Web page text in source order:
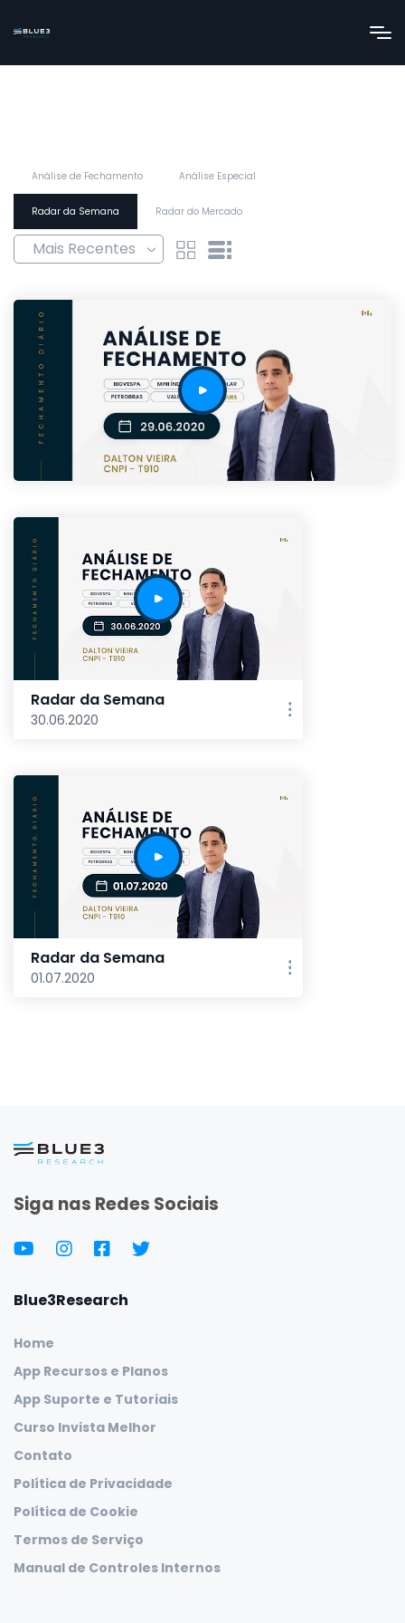
Análise de Fechamento Análise Especial
Radar da Semana Radar do Mercado
Radar da Semana
30.06.2020
Radar da Semana
01.07.2020
Siga nas Redes Sociais
Blue3Research
Home
App Recursos e Planos
App Suporte e Tutoriais
Curso Invista Melhor
Contato
Política de Privacidade
Política de Cookie
Termos de Serviço
Manual de Controles Internos